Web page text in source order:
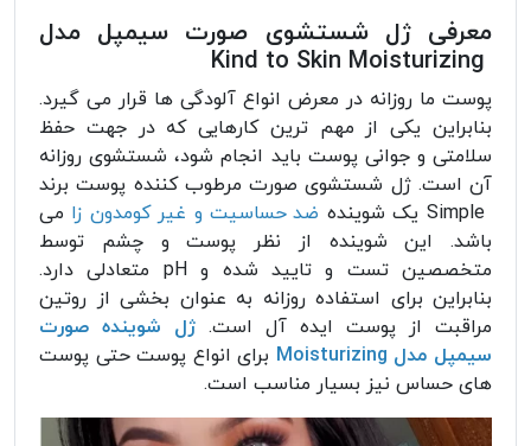
معرفی ژل شستشوی صورت سیمپل مدل
پوست ما روزانه در معرض انواع آلودگی ها قرار می گیرد.
بنابراین یکی از مهم ترین کارهایی که در جهت حفظ
سلامتی و جوانی پوست باید انجام شود، شستشوی روزانه
آن است. ژل شستشوی صورت مرطوب کننده پوست برند
Simple یک شوینده
ضد حساسیت و غیر کومدون زا می
باشد. این شوینده از نظر پوست و چشم توسط
متخصصین تست و تایید شده و pH متعادلی دارد.
بنابراین برای استفاده روزانه به عنوان بخشی از روتین
مراقبت از پوست ایده آل است. ژل شوینده صورت
سیمپل مدل Moisturizing
برای انواع پوست حتی پوست
های حساس نیز بسیار مناسب است.